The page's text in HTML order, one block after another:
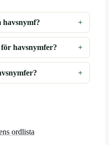
havsnymf?
havsnymfer?
ordlista